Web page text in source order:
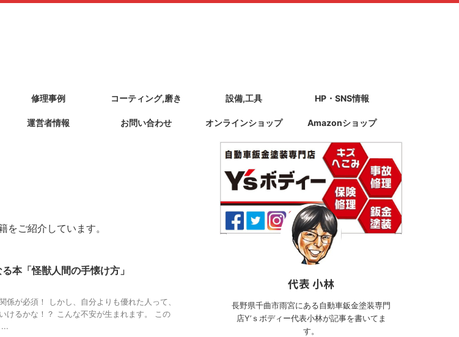
修理事例 コーティング,磨き 設備,工具 HP・SNS情報
運営者情報 お問い合わせ オンラインショップ Amazonショップ
ご紹介しています。
本「怪獣人間の手懐け方」
が必須！ しかし、自分よりも優れた人って、
けるかな！？ こんな不安が生まれます。 この
代表 小林
長野県千曲市雨宮にある自動車鈑金塗装専門
店Y’ｓボディー代表小林が記事を書いてま
す。